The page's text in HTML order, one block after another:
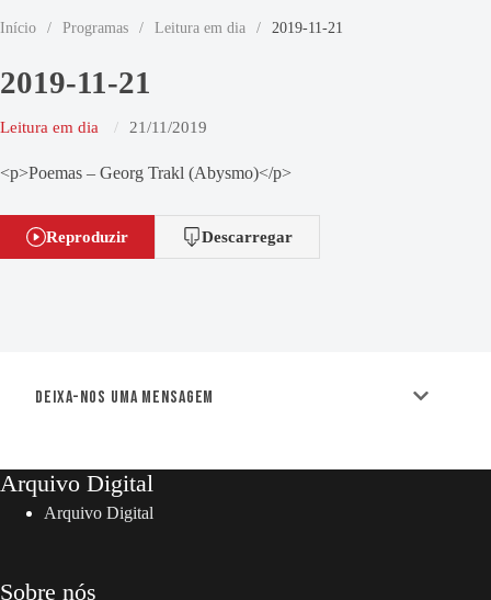
Início / Programas / Leitura em dia / 2019-11-21
2019-11-21
Leitura em dia 21/11/2019
<p>Poemas – Georg Trakl (Abysmo)</p>
Reproduzir Descarregar
Deixa-nos uma mensagem
Arquivo Digital
Arquivo Digital
Sobre nós